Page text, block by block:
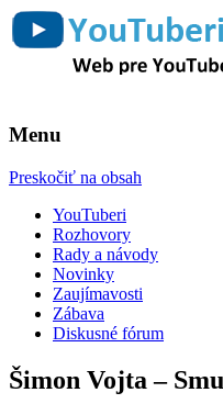
Web pre
Menu
Preskočiť na obsah
YouTuberi
Rozhovory
Rady a návody
Novinky
Zaujímavosti
Zábava
Diskusné fórum
Šimon Vojta –